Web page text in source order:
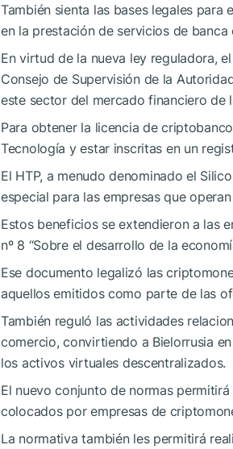
También sienta las bases legales
en la prestación de servicios de
En virtud de la nueva ley reguladora,
Consejo de Supervisión de la
este sector del mercado financiero de
Para obtener la licencia de
Tecnología y estar inscritas en un
El HTP, a menudo denominado el
especial para las empresas que
Estos beneficios se extendieron a las
nº 8 “Sobre el desarrollo de la
Ese documento legalizó las
aquellos emitidos como parte de las
También reguló las actividades
comercio, convirtiendo a Bielorrusia
los activos virtuales descentralizados.
El nuevo conjunto de normas
colocados por empresas de
La normativa también les permitirá